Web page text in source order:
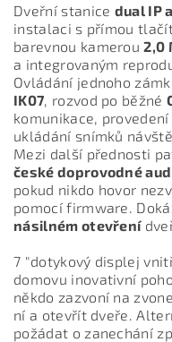
Dveřní stanice dual IP
instalaci s přímou
barevnou kamerou2,0
a integrovaným
Ovládání jednoho
IK07 , rozvod po běžné
komunikace,
ukládání snímků
Mezi další přednosti
české doprovodné
pokud nikdo hovor
pomocí firmware.
násilném otevření
7 "dotykový displej
domovu inovativní
někdo zazvoní na
ní a otevřít dveře.
požádat o zanechání